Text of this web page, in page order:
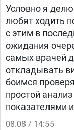
Условно я
любят ходить
с этим в
ожидания
самых врачей
откладывать
боимся
простой
показателями
08.08 / 14:55